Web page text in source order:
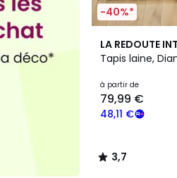
-40%*
LA REDOUTE
Tapis laine,
à partir de
48,11 €
79,99 €
3,7
/ 5
2
Couleurs
3,7
/